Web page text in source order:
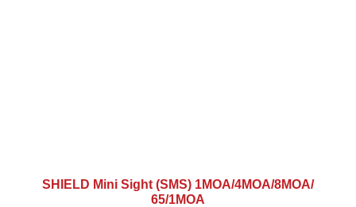
SHIELD Mini Sight (SMS) 1MOA/4MOA/8MOA/
65/1MOA